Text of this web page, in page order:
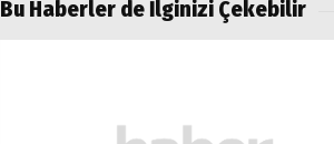
Bu Haberler de İlginizi Çekebilir